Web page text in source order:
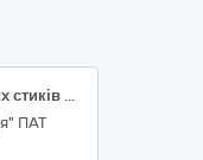
Накладка неметалева для ізолюючих стиків залізничних рейок ННІ-65/6 з стиковими болтами Код за ДК 021:2015-34940000-8 Залізничне обладнання
ПАТ